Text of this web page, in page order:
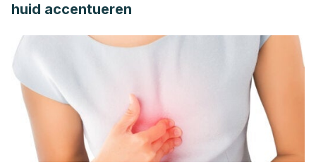
huid accentueren